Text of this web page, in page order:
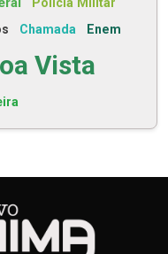
Chamada Enem
Vista